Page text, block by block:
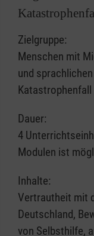
Zielgruppe:
Menschen mit
und
Katastrophenfall
Dauer:
4
Modulen ist
Inhalte:
Vertrautheit mit
Deutschland,
von Selbsthilfe,